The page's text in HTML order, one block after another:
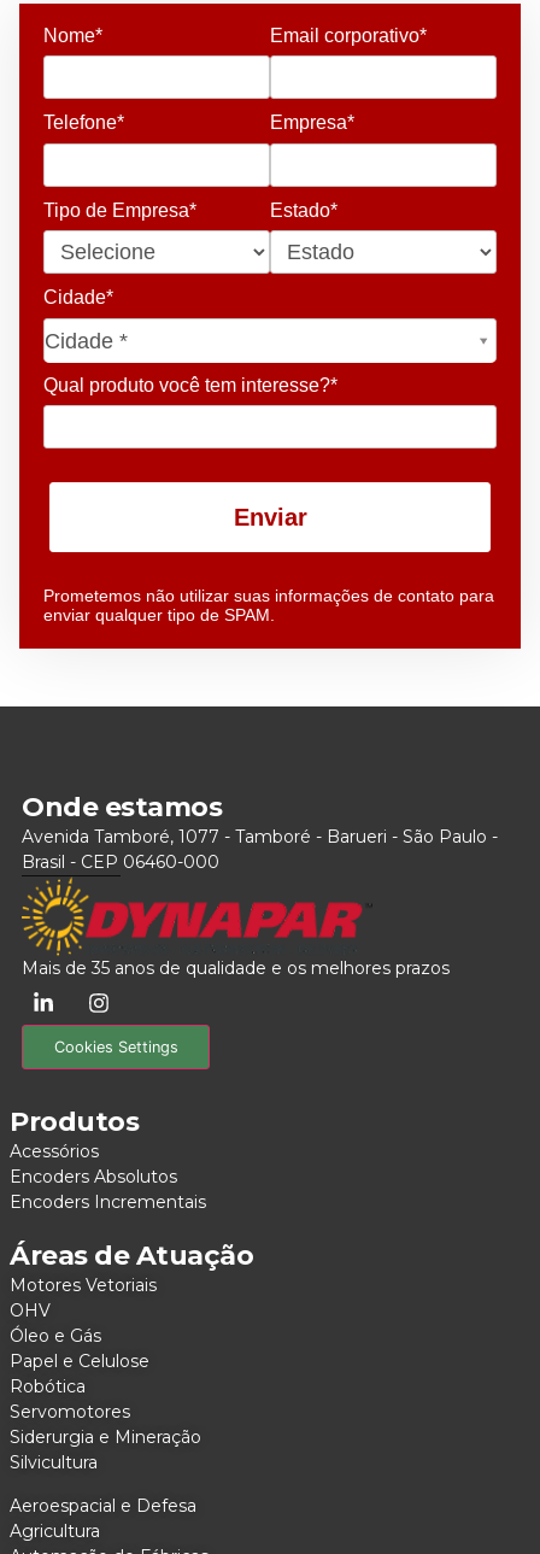
Nome* Email corporativo*
Telefone* Empresa*
Tipo de Empresa* Estado*
Cidade*
Cidade *
Cidade*
Qual produto você tem interesse?*
Enviar
Prometemos não utilizar suas informações de contato para
enviar qualquer tipo de SPAM.
Onde estamos
Avenida Tamboré, 1077 - Tamboré - Barueri - São Paulo -
Brasil - CEP 06460-000
Mais de 35 anos de qualidade e os melhores prazos
Cookies Settings
Produtos
Acessórios
Encoders Absolutos
Encoders Incrementais
Áreas de Atuação
Motores Vetoriais
OHV
Óleo e Gás
Papel e Celulose
Robótica
Servomotores
Siderurgia e Mineração
Silvicultura
Aeroespacial e Defesa
Agricultura